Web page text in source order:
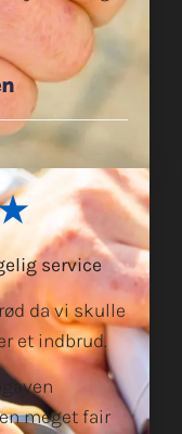
service
da vi skulle
et indbrud.
meget fair